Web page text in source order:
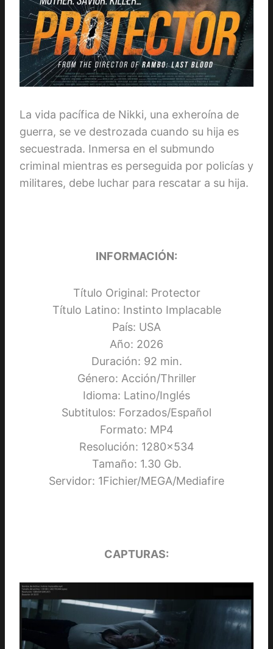
La vida pacífica de Nikki, una exheroína de
guerra, se ve destrozada cuando su hija es
secuestrada. Inmersa en el submundo
criminal mientras es perseguida por policías y
militares, debe luchar para rescatar a su hija.
INFORMACIÓN:
Título Original: Protector
Título Latino: Instinto Implacable
País: USA
Año: 2026
Duración: 92 min.
Género: Acción/Thriller
Idioma: Latino/Inglés
Subtitulos: Forzados/Español
Formato: MP4
Resolución: 1280×534
Tamaño: 1.30 Gb.
Servidor: 1Fichier/MEGA/Mediafire
CAPTURAS: